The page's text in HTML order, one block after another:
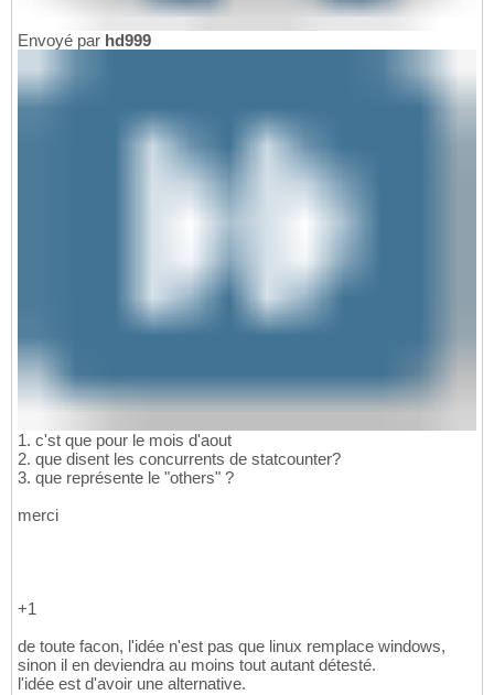
Envoyé par hd999
1. c'st que pour le mois d'aout
2. que disent les concurrents de statcounter?
3. que représente le "others" ?
merci
+1
de toute facon, l'idée n'est pas que linux remplace windows,
sinon il en deviendra au moins tout autant détesté.
l'idée est d'avoir une alternative.